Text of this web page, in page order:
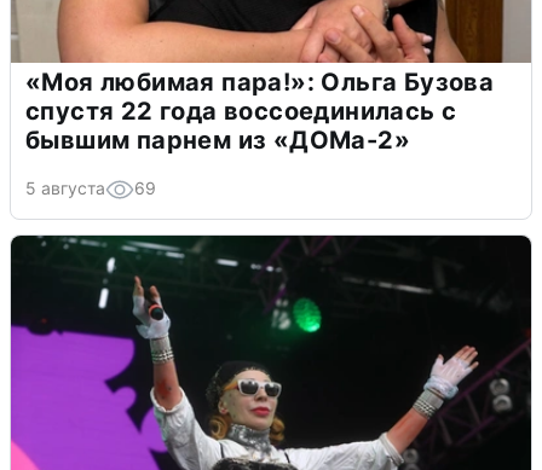
«Моя любимая пара!»: Ольга Бузова
спустя 22 года воссоединилась с
бывшим парнем из «ДОМа-2»
5 августа 69